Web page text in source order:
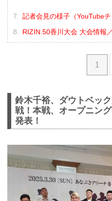
記者会見の様子（YouTubeチ
RIZIN.50香川大会 大会情報
1
鈴木千裕、ダウトベッ
戦！本戦、オープニン
発表！